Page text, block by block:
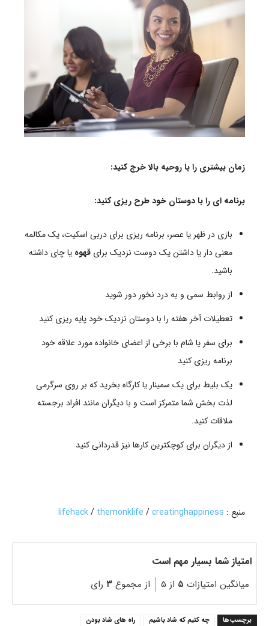
زمان بیشتری را با روحیه بالا خرج کنید:
برنامه ای را با دوستان خود طرح ریزی کنید:
بازی در ظهر یا عصر، برنامه ریزی برای دربی اسکیت، یک مکالمه
معنی دار یا داشتن یک دوست نزدیک برای قهوه یا چای داشته
باشید.
از روابط سمی و به درد نخور دور شوید
تعطیلات آخر هفته را با دوستان نزدیک خود پایه ریزی کنید
برای سفر یا شام با برخی از اعضای خانواده مورد علاقه خود
برنامه ریزی کنید
یک بلیط برای یک سمینار یا کارگاه بخرید که بر روی سرگرمی
لذت بخش شما متمرکز است و با دیگران مانند افراد برجسته
ملاقات کنید.
از دیگران برای کوچکترین کارها نیز قدردانی کنید
منبع : lifehack/ themonklife /creatinghappiness
امتیاز شما بسیار مهم است
میانگین امتیازات ۵ از ۵ از مجموع ۳ رای
برچسب‌ها چه کنیم که شاد باشیم
راه های شاد بودن